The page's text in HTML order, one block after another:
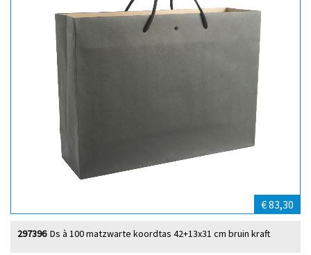
€ 83,30
Ds à 100 matzwarte koordtas 42+13x31 cm bruin kraft
297396